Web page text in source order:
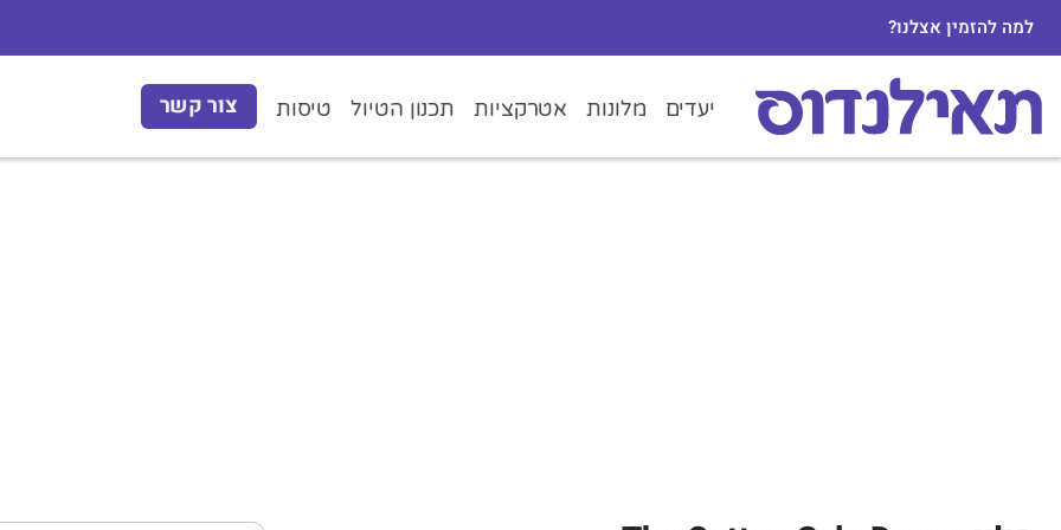
למה להזמין אצלנו?
יעדים מלונות אטרקציות תכנון הטיול טיסות צור קשר